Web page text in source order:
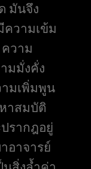
มันจึง
วามเข้ม
วาม
มมั่งคั่ง
มเพิ่มพูน
าสมบัติ
รากฎอยู่
อาจารย์